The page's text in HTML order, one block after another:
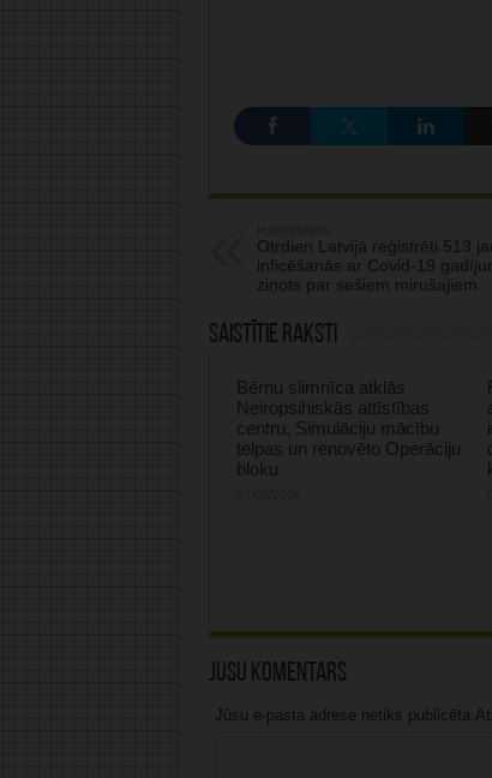
Otrdien Latvijā reģistrēti 513
inficēšanās ar Covid-19
ziņots par sešiem mirušajiem
Saistītie raksti
Bērnu slimnīca atklās
Neiropsihiskās attīstības
centru, Simulāciju mācību
telpas un renovēto Operāciju
bloku
Jūsu komentārs
Jūsu e-pasta adrese netiks